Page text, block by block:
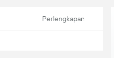
Perlengkapan